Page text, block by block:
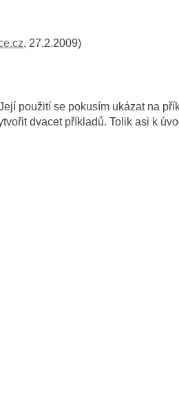
, 27.2.2009)
použití se pokusím ukázat na
dvacet příkladů. Tolik asi k